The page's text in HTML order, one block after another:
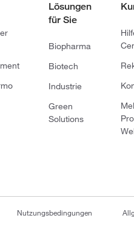
Lösungen
für Sie
Biopharma
Biotech
Industrie
Green
Solutions
Nutzungsbedingungen